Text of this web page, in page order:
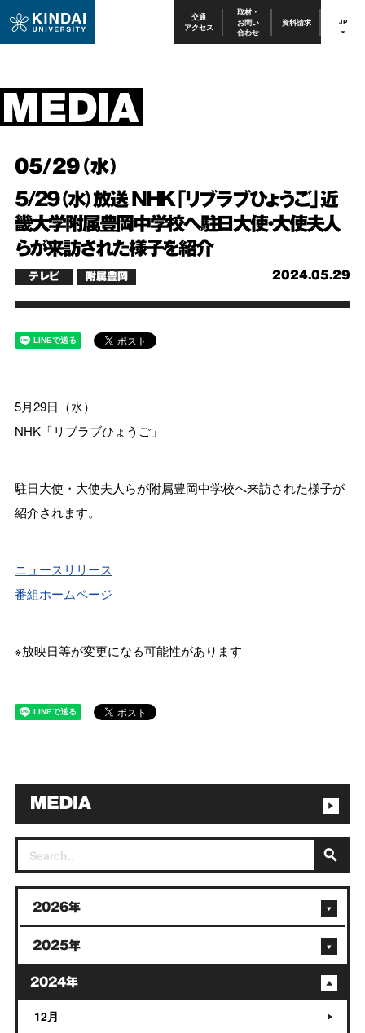
交通
アクセス
取材・
お問い
合わせ
資料請求 JP
05/29（水）
5/29（水）放送 NHK「リブラブひょうご」近
畿大学附属豊岡中学校へ駐日大使・大使夫人
らが来訪された様子を紹介
2024.05.29
テレビ 附属豊岡
5月29日（水）
NHK「リブラブひょうご」
駐日大使・大使夫人らが附属豊岡中学校へ来訪された様子が
紹介されます。
ニュースリリース
番組ホームページ
※放映日等が変更になる可能性があります
2026年
2025年
2024年
12月